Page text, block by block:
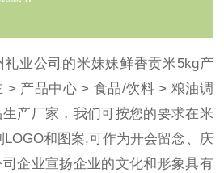
公司的米妹妹鲜香贡米5kg产
> 产品中心 > 食品/饮料> 粮油调
产厂家，我们可按您的要求在米
和图案,可作为开会留念、庆
企业宣扬企业的文化和形象具有